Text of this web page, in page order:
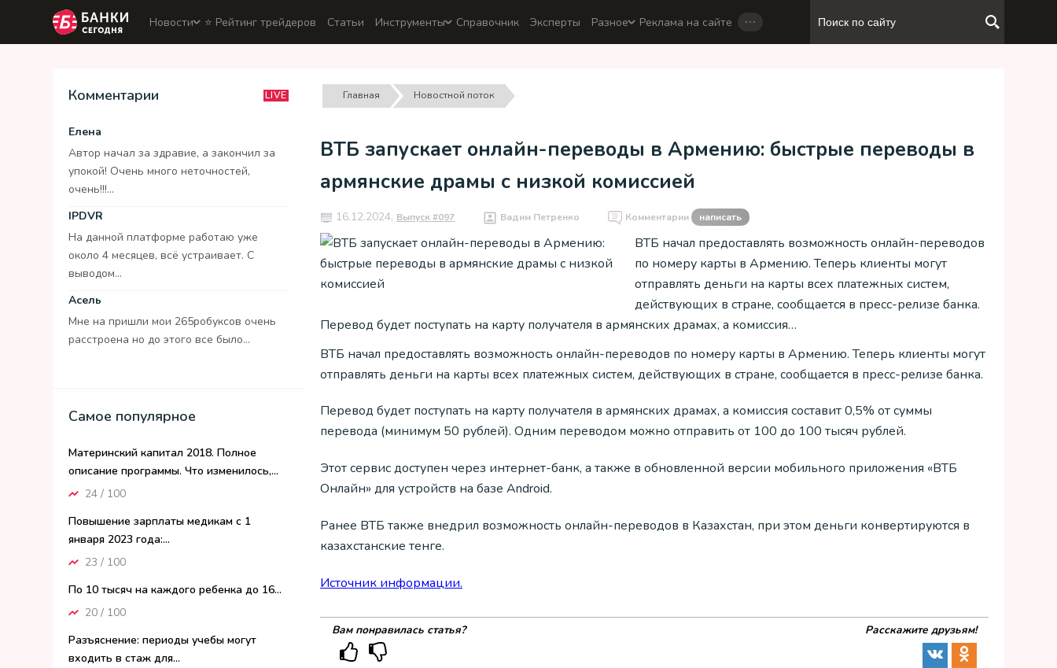
Новости ⭐️ Рейтинг трейдеров Статьи Инструменты Справочник Эксперты Разное Реклама на сайте …
Комментарии LIVE
Елена
Автор начал за здравие, а закончил за
упокой! Очень много неточностей,
очень!!!...
IPDVR
На данной платформе работаю уже
около 4 месяцев, всё устраивает. С
выводом...
Асель
Мне на пришли мои 265робуксов очень
расстроена но до этого все было...
Самое популярное
Материнский капитал 2018. Полное
описание программы. Что изменилось,...
24 / 100
Повышение зарплаты медикам с 1
января 2023 года:...
23 / 100
По 10 тысяч на каждого ребенка до 16...
20 / 100
Разъяснение: периоды учебы могут
входить в стаж для...
Главная Новостной поток
ВТБ запускает онлайн-переводы в Армению: быстрые переводы в
армянские драмы с низкой комиссией
16.12.2024, Выпуск #097 Вадим Петренко Комментарии написать
ВТБ начал предоставлять возможность онлайн-переводов
по номеру карты в Армению. Теперь клиенты могут
отправлять деньги на карты всех платежных систем,
действующих в стране, сообщается в пресс-релизе банка.
Перевод будет поступать на карту получателя в армянских драмах, а комиссия…
ВТБ начал предоставлять возможность онлайн-переводов по номеру карты в Армению. Теперь клиенты могут
отправлять деньги на карты всех платежных систем, действующих в стране, сообщается в пресс-релизе банка.
Перевод будет поступать на карту получателя в армянских драмах, а комиссия составит 0,5% от суммы
перевода (минимум 50 рублей). Одним переводом можно отправить от 100 до 100 тысяч рублей.
Этот сервис доступен через интернет-банк, а также в обновленной версии мобильного приложения «ВТБ
Онлайн» для устройств на базе Android.
Ранее ВТБ также внедрил возможность онлайн-переводов в Казахстан, при этом деньги конвертируются в
казахстанские тенге.
Источник информации.
Вам понравилась статья? Расскажите друзьям!